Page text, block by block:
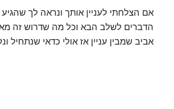
אם הצלחתי לעניין אותך ונראה לך
הדברים לשלב הבא וכל מה שדרוש זה
אביב שמבין עניין אז אולי כדאי שנתחיל